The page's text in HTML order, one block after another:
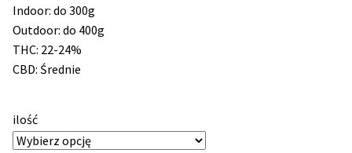
100% Indica
100% Sativa
50% Indica i 50% Sativa
Indoor: do 300g
Outdoor: do 400g
THC: 22-24%
CBD: Średnie
ilość